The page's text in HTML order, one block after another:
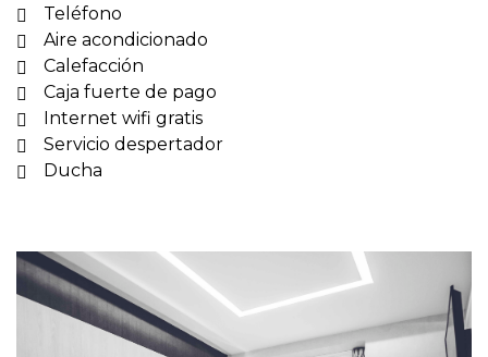
Teléfono
Aire acondicionado
Calefacción
Caja fuerte de pago
Internet wifi gratis
Servicio despertador
Ducha